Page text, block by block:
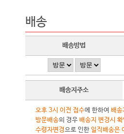
배송
배송방법
배송지주소
오후 3시 이전 접수에 한하여 배송
방문배송의 경우 배송지 변경시
수령자변경으로 인한 일직배송은